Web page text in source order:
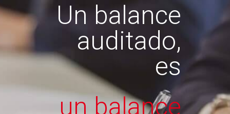
Un balance
auditado,
es
un balance